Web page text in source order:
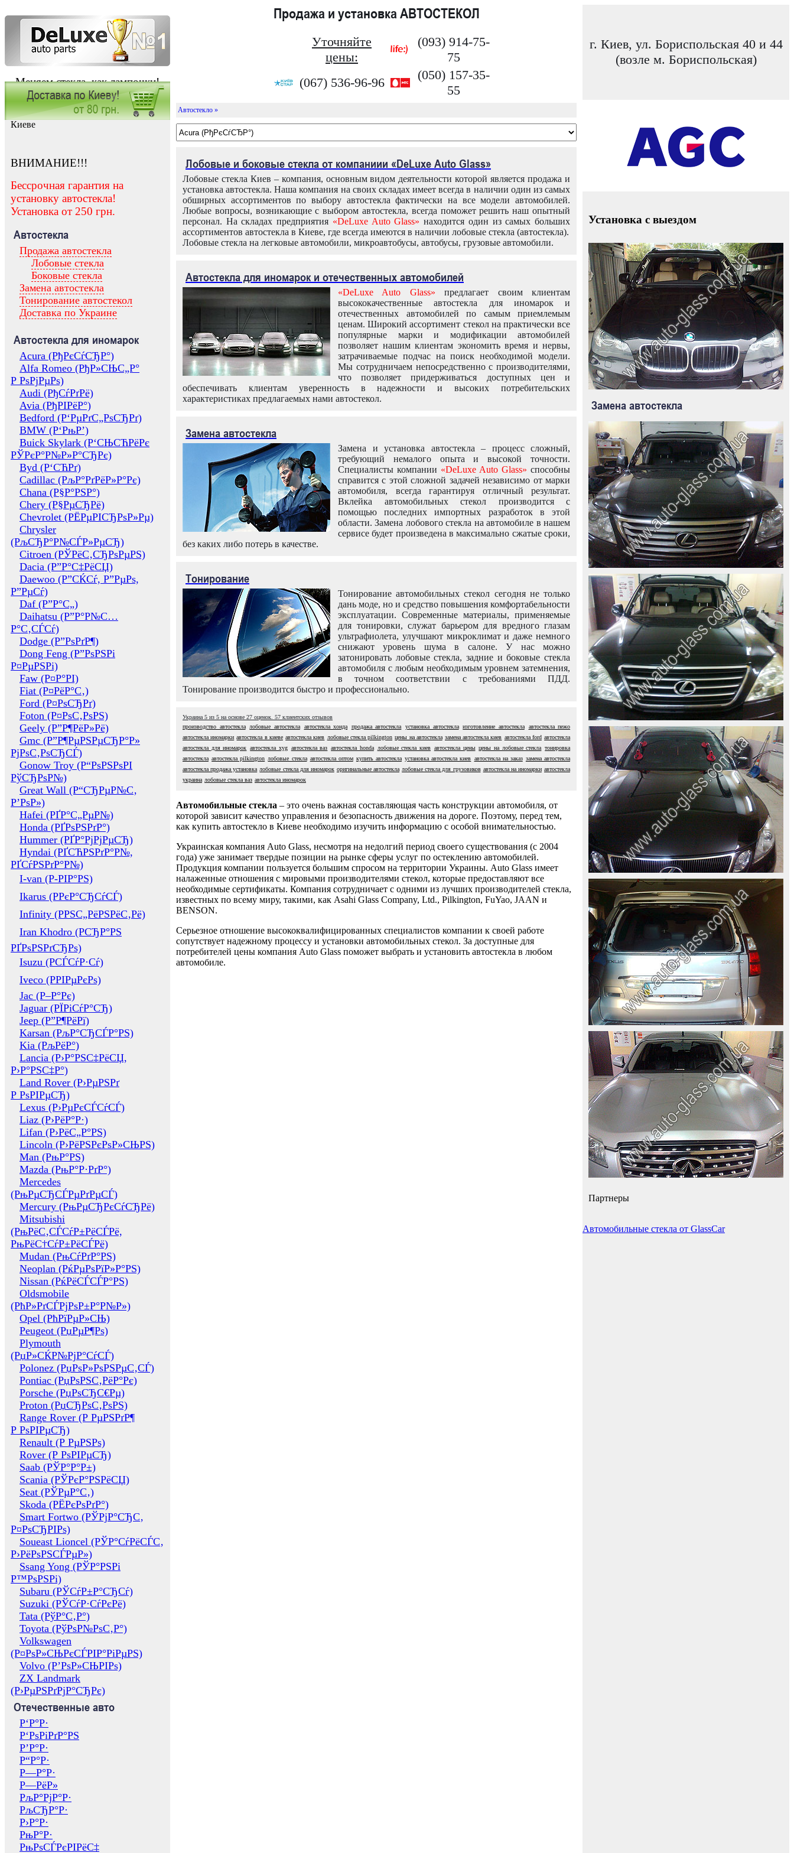
Меняем стекла, как лампочки!
Продажа и установка АВТОСТЕКОЛ
Уточняйте
цены:
(093) 914-75-
75
(067) 536-96-96
(050) 157-35-
55
г. Киев, ул. Бориспольская 40 и 44
(возле м. Бориспольская)
Заказать установку автостекла в
Киеве
ВНИМАНИЕ!!!
Бессрочная гарантия на
установку автостекла!
Установка от 250 грн.
Автостекла
Продажа автостекла
Лобовые стекла
Боковые стекла
Замена автостекла
Тонирование автостекол
Доставка по Украине
Автостекла для иномарок
Acura (РђРєСѓСЂР°)
Alfa Romeo (РђР»СЊС„Р°
Р РѕРјРµРѕ)
Audi (РђСѓРґРё)
Avia (РђРІРёР°)
Bedford (Р‘РµРґС„РѕСЂРґ)
BMW (Р‘РњР’)
Buick Skylark (Р‘СЊСЋРёРє
РЎРєР°Р№Р»Р°СЂРє)
Byd (Р‘СЋРґ)
Cadillac (РљР°РґРёР»Р°Рє)
Chana (Р§Р°РЅР°)
Chery (Р§РµСЂРё)
Chevrolet (РЁРµРІСЂРѕР»Рµ)
Chrysler
(РљСЂР°Р№СЃР»РµСЂ)
Citroen (РЎРёС‚СЂРѕРµРЅ)
Dacia (Р”Р°С‡РёСЏ)
Daewoo (Р”СЌСѓ, Р”РµРѕ,
Р”РµСѓ)
Daf (Р”Р°С„)
Daihatsu (Р”Р°Р№С…
Р°С‚СЃСѓ)
Dodge (Р”РѕРґР¶)
Dong Feng (Р”РѕРЅРі
Р¤РµРЅРі)
Faw (Р¤Р°РІ)
Fiat (Р¤РёР°С‚)
Ford (Р¤РѕСЂРґ)
Foton (Р¤РѕС‚РѕРЅ)
Geely (Р”Р¶РёР»Рё)
Gmc (Р”Р¶РµРЅРµСЂР°Р»
РјРѕС‚РѕСЂСЃ)
Gonow Troy (Р“РѕРЅРѕРІ
РўСЂРѕР№)
Great Wall (Р“СЂРµР№С‚
Р’РѕР»)
Hafei (РҐР°С„РµР№)
Honda (РҐРѕРЅРґР°)
Hummer (РҐР°РјРјРµСЂ)
Hyndai (РҐСЋРЅРґР°Р№,
РҐСѓРЅРґР°Р№)
I-van (Р-РІР°РЅ)
Ikarus (РРєР°СЂСѓСЃ)
Infinity (РРЅС„РёРЅРёС‚Рё)
Iran Khodro (РСЂР°РЅ
РҐРѕРЅРґСЂРѕ)
Isuzu (РСЃСѓР·Сѓ)
Iveco (РРІРµРєРѕ)
Jac (Р–Р°Рє)
Jaguar (РЇРіСѓР°СЂ)
Jeep (Р”Р¶РёРї)
Karsan (РљР°СЂСЃР°РЅ)
Kia (РљРёР°)
Lancia (Р›Р°РЅС‡РёСЏ,
Р›Р°РЅС‡Р°)
Land Rover (Р›РµРЅРґ
Р РѕРІРµСЂ)
Lexus (Р›РµРєСЃСѓСЃ)
Liaz (Р›РёР°Р·)
Lifan (Р›РёС„Р°РЅ)
Lincoln (Р›РёРЅРєРѕР»СЊРЅ)
Man (РњР°РЅ)
Mazda (РњР°Р·РґР°)
Mercedes
(РњРµСЂСЃРµРґРµСЃ)
Mercury (РњРµСЂРєСѓСЂРё)
Mitsubishi
(РњРёС‚СЃСѓР±РёСЃРё,
РњРёС†СѓР±РёСЃРё)
Mudan (РњСѓРґР°РЅ)
Neoplan (РќРµРѕРїР»Р°РЅ)
Nissan (РќРёСЃСЃР°РЅ)
Oldsmobile
(РћР»РґСЃРјРѕР±Р°Р№Р»)
Opel (РћРїРµР»СЊ)
Peugeot (РџРµР¶Рѕ)
Plymouth
(РџР»СЌР№РјР°СѓСЃ)
Polonez (РџРѕР»РѕРЅРµС‚СЃ)
Pontiac (РџРѕРЅС‚РёР°Рє)
Porsche (РџРѕСЂС€Рµ)
Proton (РџСЂРѕС‚РѕРЅ)
Range Rover (Р РµРЅРґР¶
Р РѕРІРµСЂ)
Renault (Р РµРЅРѕ)
Rover (Р РѕРІРµСЂ)
Saab (РЎР°Р°Р±)
Scania (РЎРєР°РЅРёСЏ)
Seat (РЎРµР°С‚)
Skoda (РЁРєРѕРґР°)
Smart Fortwo (РЎРјР°СЂС‚
Р¤РѕСЂРІРѕ)
Soueast Lioncel (РЎР°СѓРёСЃС‚
Р›РёРѕРЅСЃРµР»)
Ssang Yong (РЎР°РЅРі
Р™РѕРЅРі)
Subaru (РЎСѓР±Р°СЂСѓ)
Suzuki (РЎСѓР·СѓРєРё)
Tata (РўР°С‚Р°)
Toyota (РўРѕР№РѕС‚Р°)
Volkswagen
(Р¤РѕР»СЊРєСЃРІР°РіРµРЅ)
Volvo (Р’РѕР»СЊРІРѕ)
ZX Landmark
(Р›РµРЅРґРјР°СЂРє)
Отечественные авто
Р‘Р°Р·
Р‘РѕРіРґР°РЅ
Р’Р°Р·
Р“Р°Р·
Р—Р°Р·
Р—РёР»
РљР°РјР°Р·
РљСЂР°Р·
Р›Р°Р·
РњР°Р·
РњРѕСЃРєРІРёС‡
Автостекло »
Лобовые и боковые стекла от компаниии «DeLuxe Auto Glass»
Лобовые стекла Киев – компания, основным видом деятельности которой является продажа и
установка автостекла. Наша компания на своих складах имеет всегда в наличии один из самых
обширных ассортиментов по выбору автостекла фактически на все модели автомобилей.
Любые вопросы, возникающие с выбором автостекла, всегда поможет решить наш опытный
персонал. На складах предприятия «DeLuxe Auto Glass» находится один из самых больших
ассортиментов автостекла в Киеве, где всегда имеются в наличии лобовые стекла (автостекла).
Лобовые стекла на легковые автомобили, микроавтобусы, автобусы, грузовые автомобили.
Автостекла для иномарок и отечественных автомобилей
«DeLuxe Auto Glass» предлагает своим клиентам
высококачественные автостекла для иномарок и
отечественных автомобилей по самым приемлемым
ценам. Широкий ассортимент стекол на практически все
популярные марки и модификации автомобилей
позволяет нашим клиентам экономить время и нервы,
затрачиваемые подчас на поиск необходимой модели.
Мы сотрудничаем непосредственно с производителями,
что позволяет придерживаться доступных цен и
обеспечивать клиентам уверенность в надежности и высоких потребительских
характеристиках предлагаемых нами автостекол.
Замена автостекла
Замена и установка автостекла – процесс сложный,
требующий немалого опыта и высокой точности.
Специалисты компании «DeLuxe Auto Glass» способны
справится с этой сложной задачей независимо от марки
автомобиля, всегда гарантируя отличный результат.
Вклейка автомобильных стекол производится с
помощью последних импортных разработок в этой
области. Замена лобового стекла на автомобиле в нашем
сервисе будет произведена в максимально сжатые сроки,
без каких либо потерь в качестве.
Тонирование
Тонирование автомобильных стекол сегодня не только
дань моде, но и средство повышения комфортабельности
эксплуатации. Современные материалы, применяемые
для тонировки, служат барьером для вредного глазам
ультрафиолета, улучшают микроклимат и даже немного
снижают уровень шума в салоне. У нас можно
затонировать лобовые стекла, задние и боковые стекла
автомобиля с любым необходимым уровнем затемнения,
в точном соответствии с требованиями ПДД.
Тонирование производится быстро и профессионально.
Украина 5 из 5 на основе 27 оценок. 57 клиентских отзывов
производство автостекла
лобовые автостекла автостекла хонда продажа автостекла установка автостекла изготовление автостекла
автостекла пежо
автостекла иномарки автостекла в киеве автостекла киев лобовые стекла pilkington цены на автостекла замена автостекла киев автостекла ford автостекла
автостекла для иномарок автостекла xyg автостекла ваз автостекла honda лобовые стекла киев автостекла цены цены на лобовые стекла тонировка
автостекла автостекла pilkington лобовые стекла автостекла оптом купить автостекла установка автостекла киев автостекла на заказ замена автостекла
автостекла продажа установка лобовые стекла для иномарок оригинальные автостекла лобовые стекла для грузовиков автостекла на иномарки автостекла
украина лобовые стекла ваз автостекла иномарок
Автомобильные стекла – это очень важная составляющая часть конструкции автомобиля, от
которой зависит качество управления и безопасность движения на дороге. Поэтому, перед тем,
как купить автостекло в Киеве необходимо изучить информацию с особой внимательностью.
Украинская компания Auto Glass, несмотря на недолгий период своего существования (с 2004
года) уже занимает твердые позиции на рынке сферы услуг по остеклению автомобилей.
Продукция компании пользуется большим спросом на территории Украины. Auto Glass имеет
налаженные отношения с мировыми производителями стекол, которые предоставляют все
необходимые сертификаты. Компания сотрудничает с одними из лучших производителей стекла,
известных по всему миру, такими, как Asahi Glass Company, Ltd., Pilkington, FuYao, JAAN и
BENSON.
Серьезное отношение высококвалифицированных специалистов компании к своей работе
сопутствует надежному процессу и установки автомобильных стекол. За доступные для
потребителей цены компания Auto Glass поможет выбрать и установить автостекла в любом
автомобиле.
Установка с выездом
Замена автостекла
Партнеры
Автомобильные стекла от GlassCar